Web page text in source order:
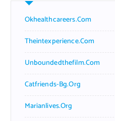
Okhealthcareers.com
Theintexperience.com
Unboundedthefilm.com
Catfriends-Bg.org
Marianlives.org